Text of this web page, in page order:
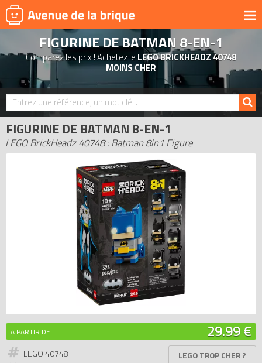
UNIVERS
PRODUITS DÉRIVÉS
NOUVEAUTÉS
LEGO 2026
BONS PLANS
ACTUALITÉS
ASSOCIATIONS DE FANS
EXPOSITIONS LEGO
LEGO LES PLUS CHERS
DERNIERS LEGO AJOUTÉS
FIGURINE DE BATMAN 8-EN-1
Comparez les prix ! Achetez le LEGO BRICKHEADZ 40748
MOINS CHER
FIGURINE DE BATMAN 8-EN-1
LEGO BrickHeadz 40748 : Batman 8in1 Figure
A PARTIR DE 29.99 €
LEGO 40748
LEGO TROP CHER ?